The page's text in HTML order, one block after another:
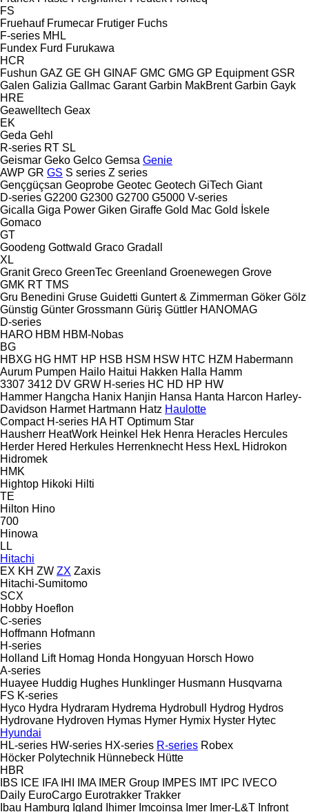
FS
Fruehauf Frumecar Frutiger Fuchs
F-series MHL
Fundex Furd Furukawa
HCR
Fushun GAZ GE GH GINAF GMC GMG GP Equipment GSR
Galen Galizia Gallmac Garant Garbin MakBrent Garbin Gayk
HRE
Geawelltech Geax
EK
Geda Gehl
R-series RT SL
Geismar Geko Gelco Gemsa Genie
AWP GR GS S series Z series
Gençgüçsan Geoprobe Geotec Geotech GiTech Giant
D-series G2200 G2300 G2700 G5000 V-series
Gicalla Giga Power Giken Giraffe Gold Mac Gold İskele
Gomaco
GT
Goodeng Gottwald Graco Gradall
XL
Granit Greco GreenTec Greenland Groenewegen Grove
GMK RT TMS
Gru Benedini Gruse Guidetti Guntert & Zimmerman Göker Gölz
Günstig Günter Grossmann Güriş Güttler HANOMAG
D-series
HARO HBM HBM-Nobas
BG
HBXG HG HMT HP HSB HSM HSW HTC HZM Habermann
Aurum Pumpen Hailo Haitui Hakken Halla Hamm
3307 3412 DV GRW H-series HC HD HP HW
Hammer Hangcha Hanix Hanjin Hansa Hanta Harcon Harley-
Davidson Harmet Hartmann Hatz Haulotte
Compact H-series HA HT Optimum Star
Hausherr HeatWork Heinkel Hek Henra Heracles Hercules
Herder Hered Herkules Herrenknecht Hess HexL Hidrokon
Hidromek
HMK
Hightop Hikoki Hilti
TE
Hilton Hino
700
Hinowa
LL
Hitachi
EX KH ZW ZX Zaxis
Hitachi-Sumitomo
SCX
Hobby Hoeflon
C-series
Hoffmann Hofmann
H-series
Holland Lift Homag Honda Hongyuan Horsch Howo
A-series
Huayee Huddig Hughes Hunklinger Husmann Husqvarna
FS K-series
Hyco Hydra Hydraram Hydrema Hydrobull Hydrog Hydros
Hydrovane Hydroven Hymas Hymer Hymix Hyster Hytec
Hyundai
HL-series HW-series HX-series R-series Robex
Höcker Polytechnik Hünnebeck Hütte
HBR
IBS ICE IFA IHI IMA IMER Group IMPES IMT IPC IVECO
Daily EuroCargo Eurotrakker Trakker
Ibau Hamburg Igland Ihimer Imcoinsa Imer Imer-L&T Infront